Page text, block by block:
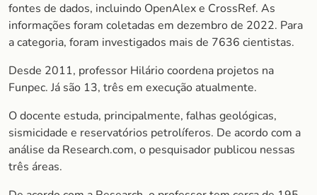
fontes de dados, incluindo OpenAlex e CrossRef. As
informações foram coletadas em dezembro de 2022. Para
a categoria, foram investigados mais de 7636 cientistas.
Desde 2011, professor Hilário coordena projetos na
Funpec. Já são 13, três em execução atualmente.
O docente estuda, principalmente, falhas geológicas,
sismicidade e reservatórios petrolíferos. De acordo com a
análise da Research.com, o pesquisador publicou nessas
três áreas.